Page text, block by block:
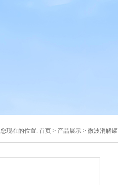
您现在的位置: 首页 > 产品展示 > 微波消解罐